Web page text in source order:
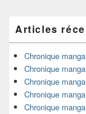
principale
de
widget
pour
barre
latérale
Articles
Chronique
Chronique
Chronique
Chronique
Chronique